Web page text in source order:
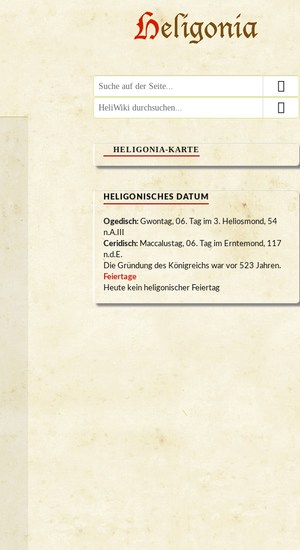
HELIGONIA-KARTE
HELIGONISCHES DATUM
Ogedisch:Gwontag, 06. Tag im 3. Heliosmond, 54
n.A.III
Ceridisch:Maccalustag, 06. Tag im Erntemond, 117
n.d.E.
Die Gründung des Königreichs war vor 523 Jahren.
Feiertage
Heute kein heligonischer Feiertag